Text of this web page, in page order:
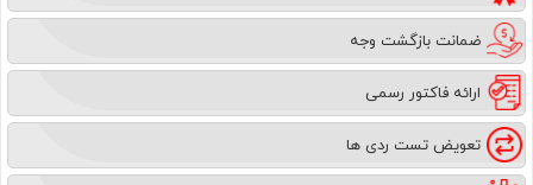
ضمانت بازگشت وجه
ارائه فاکتور رسمی
تعویض تست ردی ها